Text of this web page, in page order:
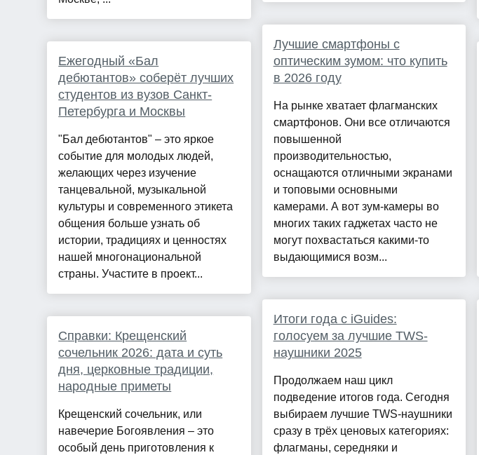
Ежегодный «Бал
дебютантов» соберёт лучших
студентов из вузов Санкт-
Петербурга и Москвы
"Бал дебютантов" – это яркое
событие для молодых людей,
желающих через изучение
танцевальной, музыкальной
культуры и современного этикета
общения больше узнать об
истории, традициях и ценностях
нашей многонациональной
страны. Участите в проект...
Справки: Крещенский
сочельник 2026: дата и суть
дня, церковные традиции,
народные приметы
Крещенский сочельник, или
навечерие Богоявления – это
особый день приготовления к
Лучшие смартфоны с
оптическим зумом: что купить
в 2026 году
На рынке хватает флагманских
смартфонов. Они все отличаются
повышенной
производительностью,
оснащаются отличными экранами
и топовыми основными
камерами. А вот зум-камеры во
многих таких гаджетах часто не
могут похвастаться какими-то
выдающимися возм...
Итоги года с iGuides:
голосуем за лучшие TWS-
наушники 2025
Продолжаем наш цикл
подведение итогов года. Сегодня
выбираем лучшие TWS-наушники
сразу в трёх ценовых категориях:
флагманы, середняки и